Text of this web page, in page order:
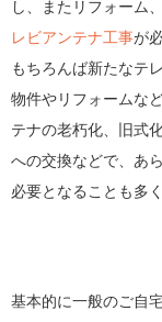
し、またリフォーム
レビアンテナ工事が
もちろんば新たなテ
物件やリフォームな
テナの老朽化、旧式
への交換などで、あ
必要となることも多
基本的に一般のご自